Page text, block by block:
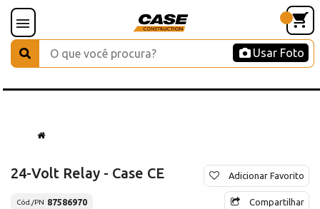
Usar Foto
24-Volt Relay - Case CE
Cód./PN 87586970
Adicionar Favorito
Compartilhar